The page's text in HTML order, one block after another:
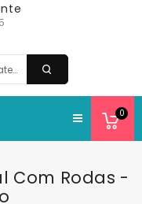
0
Com Rodas -